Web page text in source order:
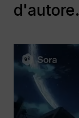
d'autore.